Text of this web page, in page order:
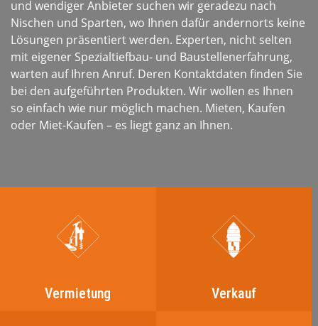
und wendiger Anbieter suchen wir geradezu nach
Nischen und Sparten, wo Ihnen dafür andernorts keine
Lösungen präsentiert werden. Experten, nicht selten
mit eigener Spezialtiefbau- und Baustellenerfahrung,
warten auf Ihren Anruf. Deren Kontaktdaten finden Sie
bei den aufgeführten Produkten. Wir wollen es Ihnen
so einfach wie nur möglich machen. Mieten, Kaufen
oder Miet-Kaufen – es liegt ganz an Ihnen.
Vermietung Verkauf